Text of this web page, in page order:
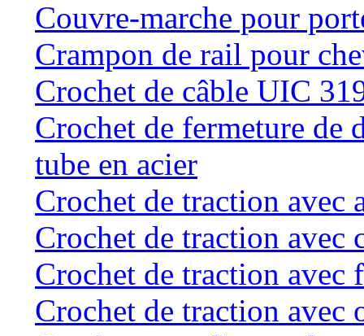
Couvre-marche pour
Crampon de rail pour
Crochet de câble UIC
Crochet de fermeture de
tube en acier
Crochet de traction avec
Crochet de traction avec
Crochet de traction avec
Crochet de traction avec